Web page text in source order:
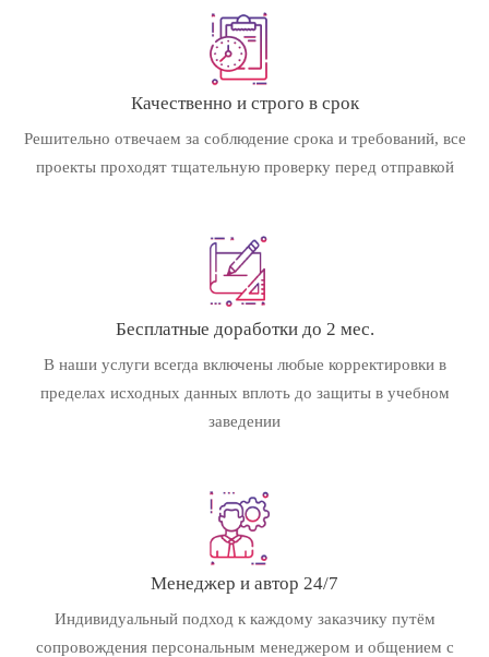
Качественно и строго в срок
Решительно отвечаем за соблюдение срока и требований, все
проекты проходят тщательную проверку перед отправкой
Бесплатные доработки до 2 мес.
В наши услуги всегда включены любые корректировки в
пределах исходных данных вплоть до защиты в учебном
заведении
Менеджер и автор 24/7
Индивидуальный подход к каждому заказчику путём
сопровождения персональным менеджером и общением с